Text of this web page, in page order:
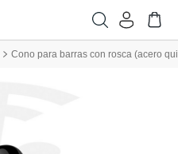
Cono para barras con rosca (acero